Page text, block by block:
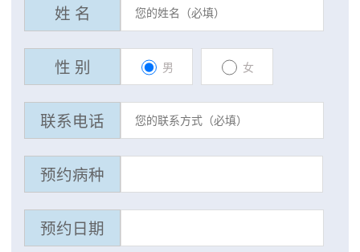
姓 名
性 别 男 女
联系电话
预约病种
预约日期